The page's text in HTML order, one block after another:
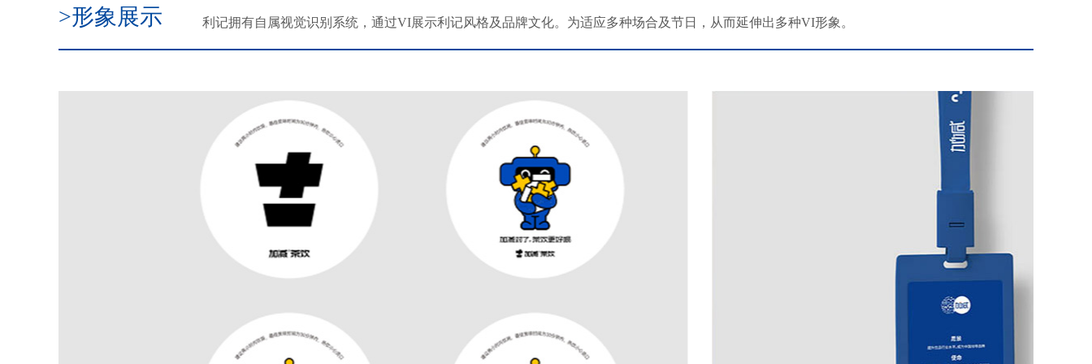
>形象展示 利记拥有自属视觉识别系统，通过VI展示利记风格及品牌文化。为适应多种场合及节日，从而延伸出多种VI形象。